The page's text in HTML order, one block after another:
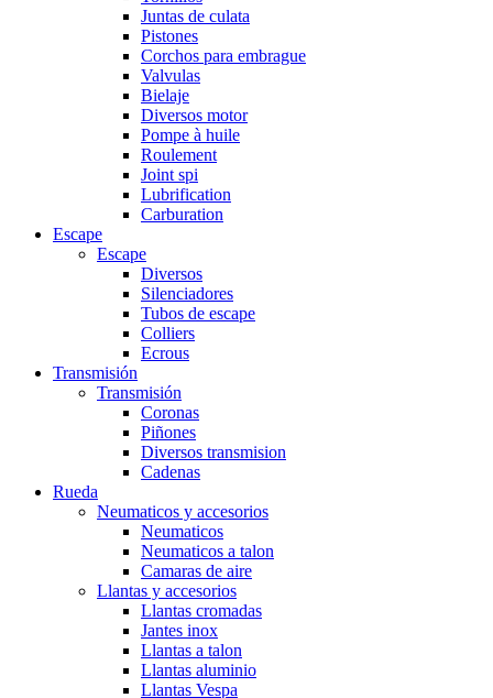
Juntas de culata
Pistones
Corchos para embrague
Valvulas
Bielaje
Diversos motor
Pompe à huile
Roulement
Joint spi
Lubrification
Carburation
Escape
Escape
Diversos
Silenciadores
Tubos de escape
Colliers
Ecrous
Transmisión
Transmisión
Coronas
Piñones
Diversos transmision
Cadenas
Rueda
Neumaticos y accesorios
Neumaticos
Neumaticos a talon
Camaras de aire
Llantas y accesorios
Llantas cromadas
Jantes inox
Llantas a talon
Llantas aluminio
Llantas Vespa